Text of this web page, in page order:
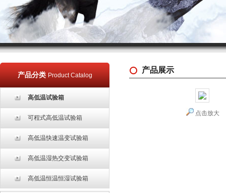
产品分类 Product Catalog
高低温试验箱
可程式高低温试验箱
高低温快速温变试验箱
高低温湿热交变试验箱
高低温恒温恒湿试验箱
产品展示
点击放大